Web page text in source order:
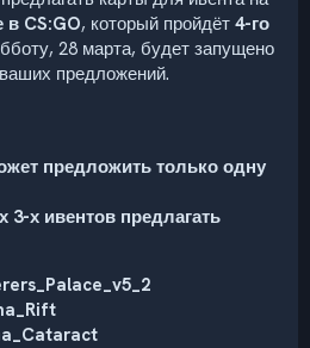
в CS:GO, который пройдёт 4-го
28 марта, будет запущено
предложений.
предложить только одну
3-х ивентов предлагать